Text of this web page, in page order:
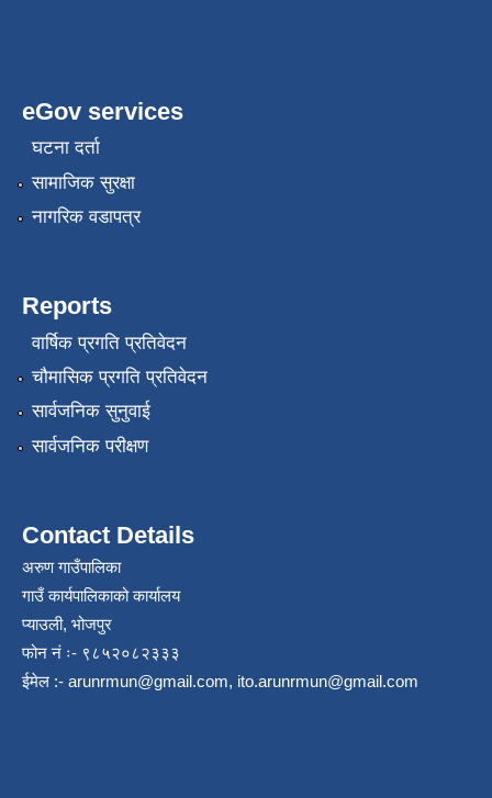
eGov services
घटना दर्ता
सामाजिक सुरक्षा
नागरिक वडापत्र
Reports
वार्षिक प्रगति प्रतिवेदन
चौमासिक प्रगति प्रतिवेदन
सार्वजनिक सुनुवाई
सार्वजनिक परीक्षण
Contact Details
अरुण गाउँपालिका
गाउँ कार्यपालिकाको कार्यालय
प्याउली, भोजपुर
फोन नं ः- ९८५२०८२३३३
ईमेल :- arunrmun@gmail.com, ito.arunrmun@gmail.com